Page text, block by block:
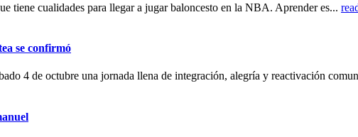
tiene cualidades para llegar a jugar baloncesto en la NBA. Aprender es...
se confirmó
4 de octubre una jornada llena de integración, alegría y reactivación